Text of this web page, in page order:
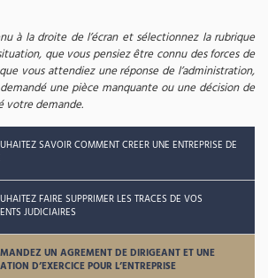
à la droite de l’écran et sélectionnez la rubrique
que vous pensiez être connu des forces de
vous attendiez une réponse de l’administration,
une pièce manquante ou une décision de
votre demande.
SAVOIR COMMENT CREER UNE ENTREPRISE DE
FAIRE SUPPRIMER LES TRACES DE VOS
JUDICIAIRES
UN AGREMENT DE DIRIGEANT ET UNE
D’EXERCICE POUR L’ENTREPRISE